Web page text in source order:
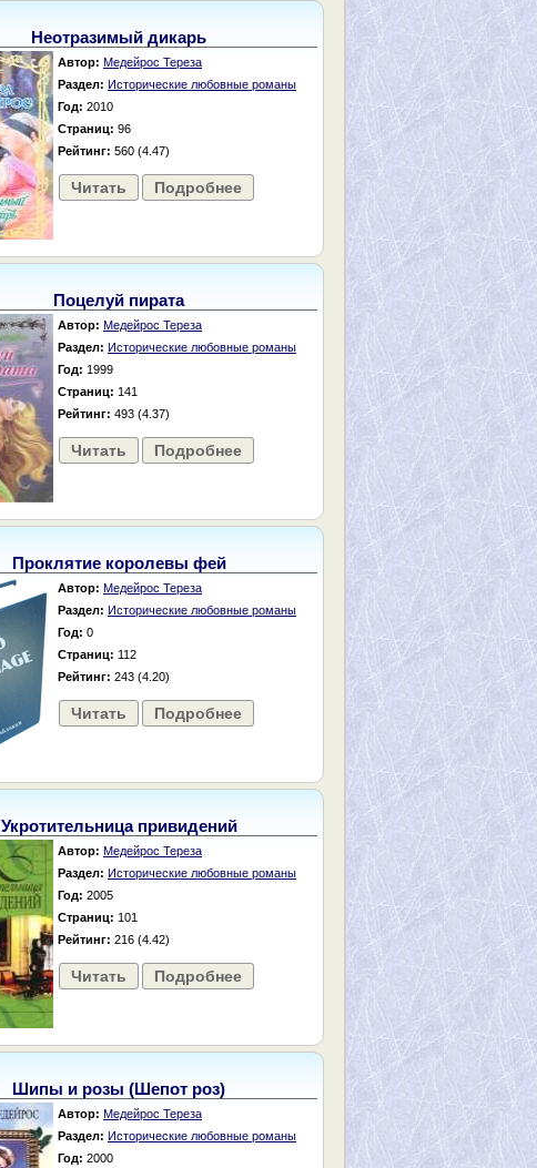
Неотразимый дикарь
Автор: Медейрос Тереза
Раздел: Исторические любовные романы
Год: 2010
Страниц: 96
Рейтинг: 560 (4.47)
Читать Подробнее
Поцелуй пирата
Автор: Медейрос Тереза
Раздел: Исторические любовные романы
Год: 1999
Страниц: 141
Рейтинг: 493 (4.37)
Читать Подробнее
Проклятие королевы фей
Автор: Медейрос Тереза
Раздел: Исторические любовные романы
Год: 0
Страниц: 112
Рейтинг: 243 (4.20)
Читать Подробнее
Укротительница привидений
Автор: Медейрос Тереза
Раздел: Исторические любовные романы
Год: 2005
Страниц: 101
Рейтинг: 216 (4.42)
Читать Подробнее
Шипы и розы (Шепот роз)
Автор: Медейрос Тереза
Раздел: Исторические любовные романы
Год: 2000